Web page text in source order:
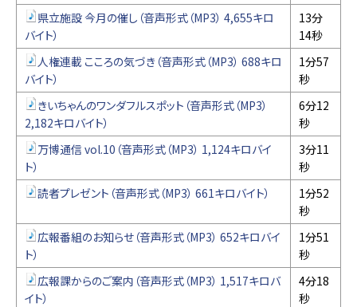
県立施設 今月の催し（音声形式（MP3） 4,655キロ
バイト）
13分
14秒
人権連載 こころの気づき（音声形式（MP3） 688キロ
バイト）
1分57
秒
きいちゃんのワンダフルスポット（音声形式（MP3）
2,182キロバイト）
6分12
秒
万博通信 vol.10（音声形式（MP3） 1,124キロバイ
ト）
3分11
秒
読者プレゼント（音声形式（MP3） 661キロバイト）
1分52
秒
広報番組のお知らせ（音声形式（MP3） 652キロバイ
ト）
1分51
秒
広報課からのご案内（音声形式（MP3） 1,517キロバ
イト）
4分18
秒